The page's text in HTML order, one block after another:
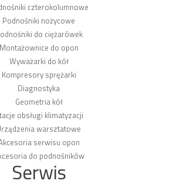
czterokolumnowe
Podnośniki nożycowe
do ciężarówek
Montażownice do opon
Wyważarki do kół
Kompresory sprężarki
Diagnostyka
Geometria kół
obsługi klimatyzacji
warsztatowe
serwisu opon
do podnośników
Serwis